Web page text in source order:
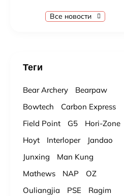
Все новости
Теги
Bear Archery
Bearpaw
Bowtech
Carbon Express
Field Point
G5
Hori-Zone
Hoyt
Interloper
Jandao
Junxing
Man Kung
Mathews
NAP
OZ
Ouliangjia
PSE
Ragim